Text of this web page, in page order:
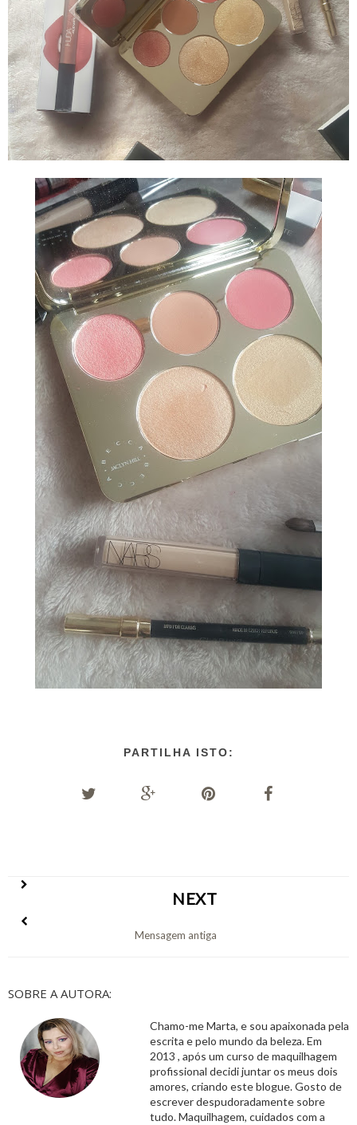
PARTILHA ISTO:
NEXT
Mensagem antiga
SOBRE A AUTORA:
Chamo-me Marta, e sou apaixonada pela
escrita e pelo mundo da beleza. Em
2013 , após um curso de maquilhagem
profissional decidi juntar os meus dois
amores, criando este blogue. Gosto de
escrever despudoradamente sobre
tudo. Maquilhagem, cuidados com a